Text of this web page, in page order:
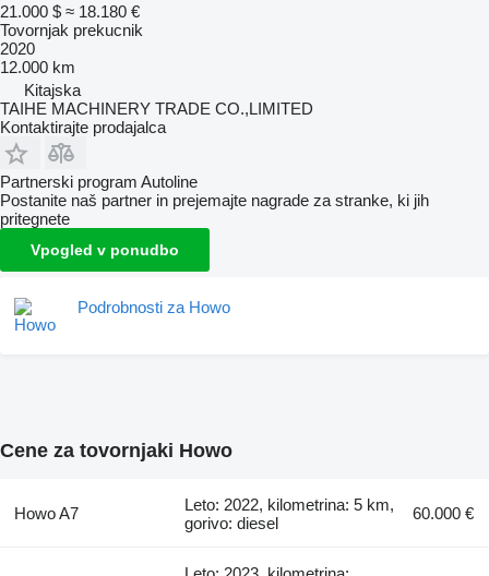
21.000 $ ≈ 18.180 €
Tovornjak prekucnik
2020
12.000 km
Kitajska
TAIHE MACHINERY TRADE CO.,LIMITED
Kontaktirajte prodajalca
Partnerski program Autoline
Postanite naš partner in prejemajte nagrade za stranke, ki jih
pritegnete
Vpogled v ponudbo
Podrobnosti za Howo
Cene za tovornjaki Howo
Howo A7
Leto: 2022, kilometrina: 5 km,
gorivo: diesel
60.000 €